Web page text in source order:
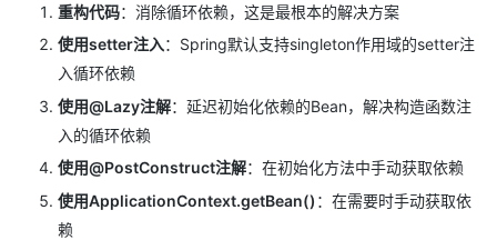
重构代码：消除循环依赖，这是最根本的解决方案
使用setter注入：Spring默认支持singleton作用域的setter注
入循环依赖
使用@Lazy注解：延迟初始化依赖的Bean，解决构造函数注
入的循环依赖
使用@PostConstruct注解：在初始化方法中手动获取依赖
使用ApplicationContext.getBean() ：在需要时手动获取依
赖